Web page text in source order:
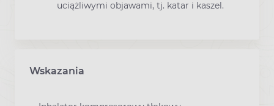
uciążliwymi objawami, tj. katar i kaszel.
Wskazania